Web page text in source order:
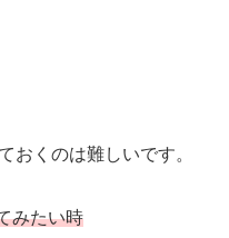
おくのは難しいです。
みたい時